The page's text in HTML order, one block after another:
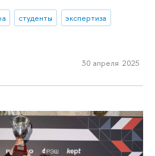
студенты
экспертиза
30 апреля 2025